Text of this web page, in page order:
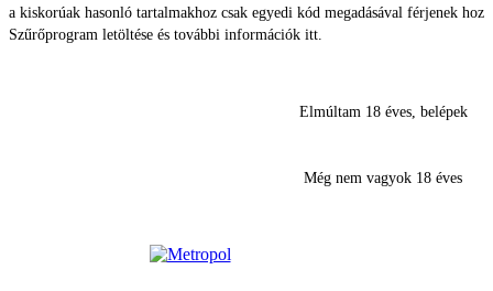
a kiskorúak hasonló tartalmakhoz csak egyedi kód megadásával férjenek
Szűrőprogram letöltése és további információk itt.
Elmúltam 18 éves, belépek
Még nem vagyok 18 éves